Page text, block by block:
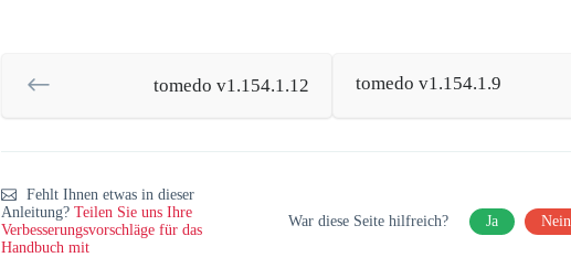
tomedo v1.154.1.12 tomedo v1.154.1.9
Fehlt Ihnen etwas in dieser
Anleitung? Teilen Sie uns Ihre
Verbesserungsvorschläge für das
Handbuch mit
War diese Seite hilfreich? Ja Nein